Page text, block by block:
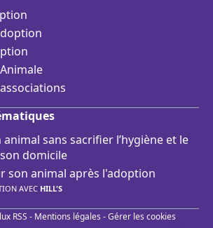
sans sacrifier l’hygiène et le
domicile
son animal après l'adoption
AVEC HILL'S
RSS - Mentions légales -Gérer les cookies